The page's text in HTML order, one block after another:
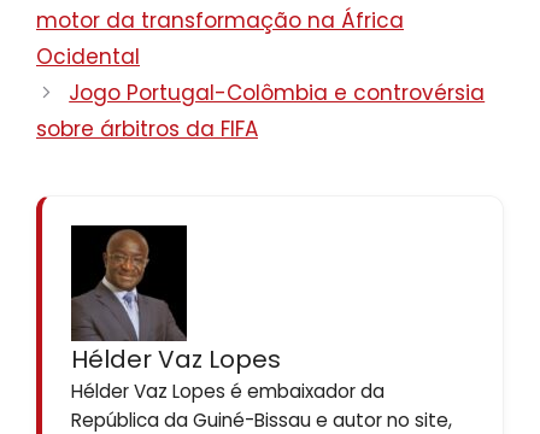
motor da transformação na África
Ocidental
Jogo Portugal-Colômbia e controvérsia
sobre árbitros da FIFA
Hélder Vaz Lopes
Hélder Vaz Lopes é embaixador da
República da Guiné-Bissau e autor no site,